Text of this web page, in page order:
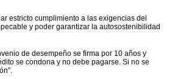
estricto cumplimiento a las exigencias del
y poder garantizar la autosostenibilidad
de desempeño se firma por 10 años y
se condona y no debe pagarse. Si no se